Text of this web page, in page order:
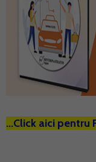
...Click aici pentru